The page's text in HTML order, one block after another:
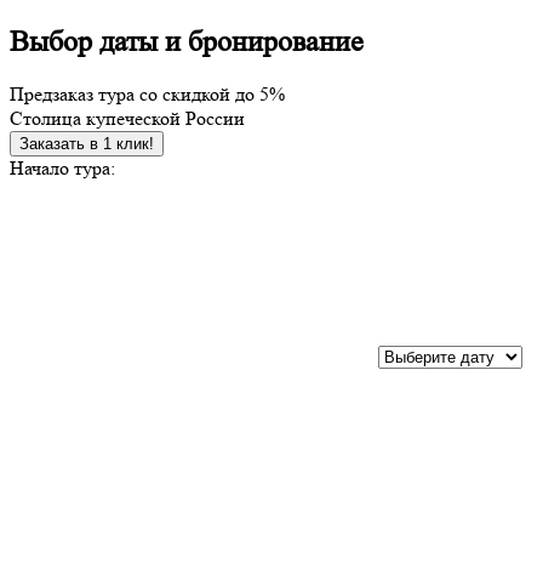
Выбор даты и бронирование
Предзаказ тура со скидкой до 5%
Столица купеческой России
Заказать в 1 клик!
Начало тура: